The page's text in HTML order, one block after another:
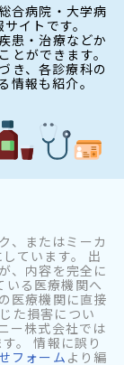
合病院・大学病
イトです。
患・治療などか
とができます。
き、各診療科の
報も紹介。
、またはミーカ
ています。 出
、内容を完全に
いる医療機関へ
医療機関に直接
た損害につい
ー株式会社では
。 情報に誤り
フォームより編